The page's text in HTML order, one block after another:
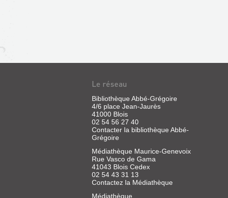
Le réseau
Bibliothèque Abbé-Grégoire
4/6 place Jean-Jaurès
41000 Blois
02 54 56 27 40
Contacter la bibliothèque Abbé-
Grégoire
Médiathèque Maurice-Genevoix
Rue Vasco de Gama
41043 Blois Cedex
02 54 43 31 13
Contactez la Médiathèque
Médiathèque